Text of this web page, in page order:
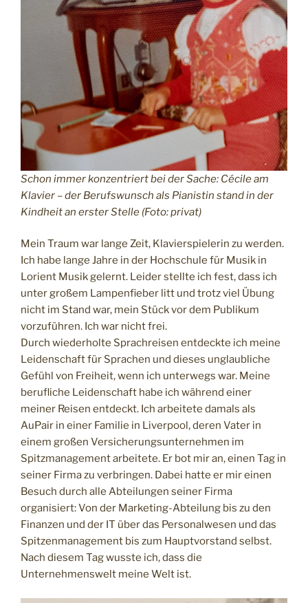
Schon immer konzentriert bei der Sache: Cécile am
Klavier – der Berufswunsch als Pianistin stand in der
Kindheit an erster Stelle (Foto: privat)
Mein Traum war lange Zeit, Klavierspielerin zu werden.
Ich habe lange Jahre in der Hochschule für Musik in
Lorient Musik gelernt. Leider stellte ich fest, dass ich
unter großem Lampenfieber litt und trotz viel Übung
nicht im Stand war, mein Stück vor dem Publikum
vorzuführen. Ich war nicht frei.
Durch wiederholte Sprachreisen entdeckte ich meine
Leidenschaft für Sprachen und dieses unglaubliche
Gefühl von Freiheit, wenn ich unterwegs war. Meine
berufliche Leidenschaft habe ich während einer
meiner Reisen entdeckt. Ich arbeitete damals als
AuPair in einer Familie in Liverpool, deren Vater in
einem großen Versicherungsunternehmen im
Spitzmanagement arbeitete. Er bot mir an, einen Tag in
seiner Firma zu verbringen. Dabei hatte er mir einen
Besuch durch alle Abteilungen seiner Firma
organisiert: Von der Marketing-Abteilung bis zu den
Finanzen und der IT über das Personalwesen und das
Spitzenmanagement bis zum Hauptvorstand selbst.
Nach diesem Tag wusste ich, dass die
Unternehmenswelt meine Welt ist.